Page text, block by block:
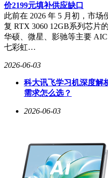
价2199元填补供应缺口
此前在 2026 年 5 月初，市
复 RTX 3060 12GB系列芯片
华硕、微星、影驰等主要
七彩虹…
2026-06-03
科大讯飞学习机深度解
需求怎么选？
2026-06-03